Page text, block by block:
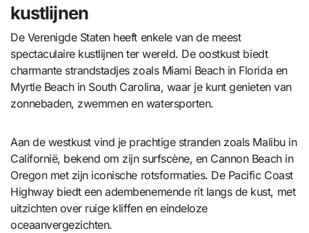
kustlijnen
De Verenigde Staten heeft enkele van de meest
spectaculaire kustlijnen ter wereld. De oostkust biedt
charmante strandstadjes zoals Miami Beach in Florida en
Myrtle Beach in South Carolina, waar je kunt genieten van
zonnebaden, zwemmen en watersporten.
Aan de westkust vind je prachtige stranden zoals Malibu in
Californië, bekend om zijn surfscène, en Cannon Beach in
Oregon met zijn iconische rotsformaties. De Pacific Coast
Highway biedt een adembenemende rit langs de kust, met
uitzichten over ruige kliffen en eindeloze
oceaanvergezichten.